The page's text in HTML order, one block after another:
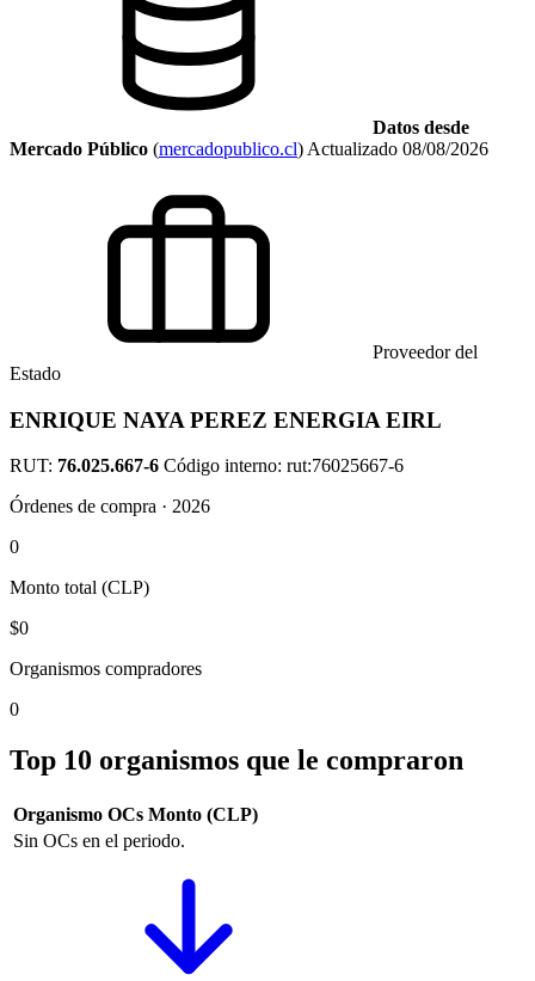
Datos desde
Mercado Público (mercadopublico.cl) Actualizado 08/08/2026
Proveedor del
Estado
ENRIQUE NAYA PEREZ ENERGIA EIRL
RUT: 76.025.667-6 Código interno: rut:76025667-6
Órdenes de compra · 2026
0
Monto total (CLP)
$0
Organismos compradores
0
Top 10 organismos que le compraron
Organismo OCs Monto (CLP)
Sin OCs en el periodo.